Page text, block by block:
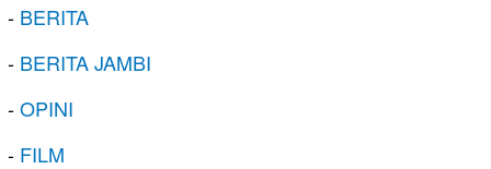
- BERITA
- BERITA JAMBI
-OPINI
- FILM